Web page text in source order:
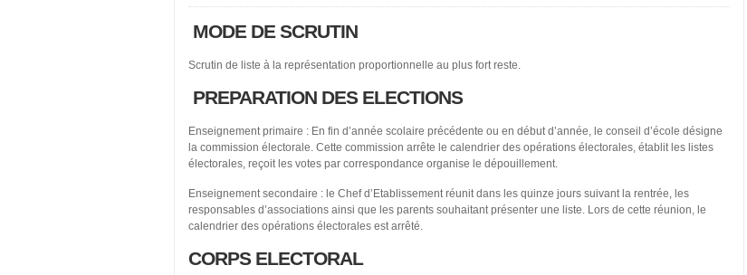
MODE DE SCRUTIN
Scrutin de liste à la représentation proportionnelle au plus fort reste.
PREPARATION DES ELECTIONS
Enseignement primaire : En fin d’année scolaire précédente ou en début d’année, le conseil d’école désigne
la commission électorale. Cette commission arrête le calendrier des opérations électorales, établit les listes
électorales, reçoit les votes par correspondance organise le dépouillement.
Enseignement secondaire : le Chef d’Etablissement réunit dans les quinze jours suivant la rentrée, les
responsables d’associations ainsi que les parents souhaitant présenter une liste. Lors de cette réunion, le
calendrier des opérations électorales est arrêté.
CORPS ELECTORAL